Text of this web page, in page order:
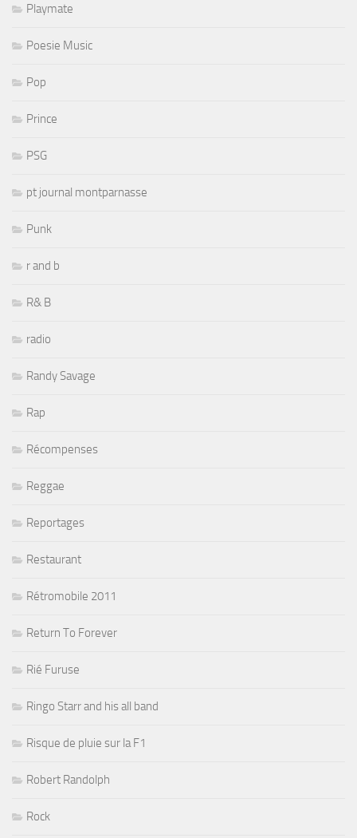
Playmate
Poesie Music
Pop
Prince
PSG
pt journal montparnasse
Punk
r and b
R& B
radio
Randy Savage
Rap
Récompenses
Reggae
Reportages
Restaurant
Rétromobile 2011
Return To Forever
Rié Furuse
Ringo Starr and his all band
Risque de pluie sur la F1
Robert Randolph
Rock